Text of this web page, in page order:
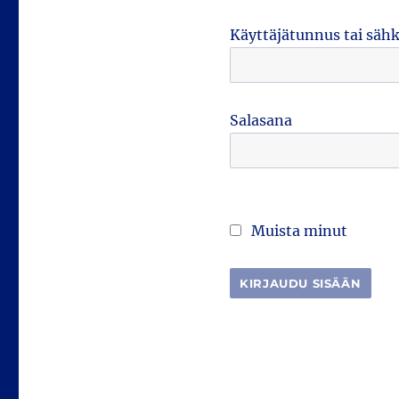
Käyttäjätunnus tai
Salasana
Muista minut